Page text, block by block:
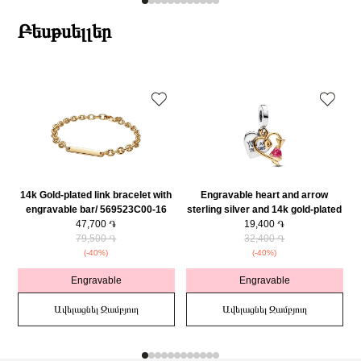
Բեսթսելլեր
14k Gold-plated link bracelet with
engravable bar/ 569523C00-16
47,700 ֏
79,500 ֏
(-40%)
Engravable
Ավելացնել Զամբյուղ
Engravable heart and arrow
sterling silver and 14k gold-plated
double dangle with red cubic
zirconia/ 763622C01
19,400 ֏
32,400 ֏
(-40%)
Engravable
Ավելացնել Զամբյուղ